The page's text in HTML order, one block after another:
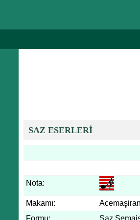
SAZ ESERLERİ
Nota:
Makamı:
Formu:
Saz